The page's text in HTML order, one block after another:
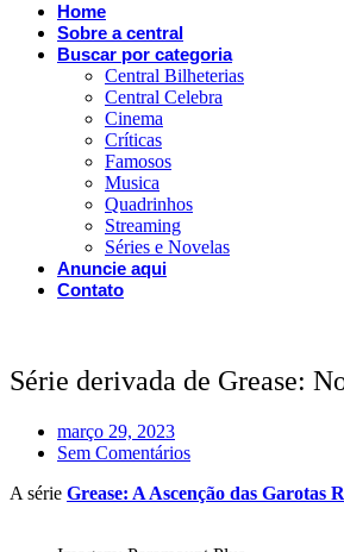
Home
Sobre a central
Buscar por categoria
Central Bilheterias
Central Celebra
Cinema
Críticas
Famosos
Musica
Quadrinhos
Streaming
Séries e Novelas
Anuncie aqui
Contato
Série derivada de Grease:
março 29, 2023
Sem Comentários
A série Grease: A Ascenção das Garotas